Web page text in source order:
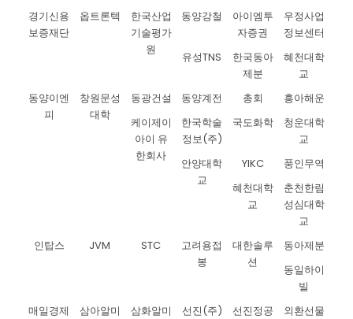
경기신용
보증재단
옵트론텍
한국산업
기술평가
원
동양강철
아이엠투
자증권
우정사업
정보센터
유성TNS
한국동아
제분
혜천대학
교
동양이엔
피
창원문성
대학
동광건설 동양계전 총회
흥아해운
케이제이
아이 유
한회사
한국학술
정보(주)
국도화학
청운대학
교
안양대학
교
YIKC
풍인무역
혜천대학
교
춘천한림
성심대학
교
인탑스
JVM STC
고려용접
봉
대한솔루
션
동아제분
동일하이
빌
매일경제
삼아알미
삼화알미
선진(주) 선진정공
외환선물